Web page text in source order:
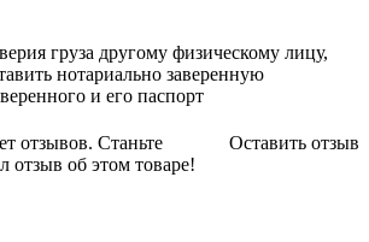
груза другому физическому лицу,
нотариально заверенную
и его паспорт
Оставить отзыв
отзывов. Станьте
отзыв об этом товаре!